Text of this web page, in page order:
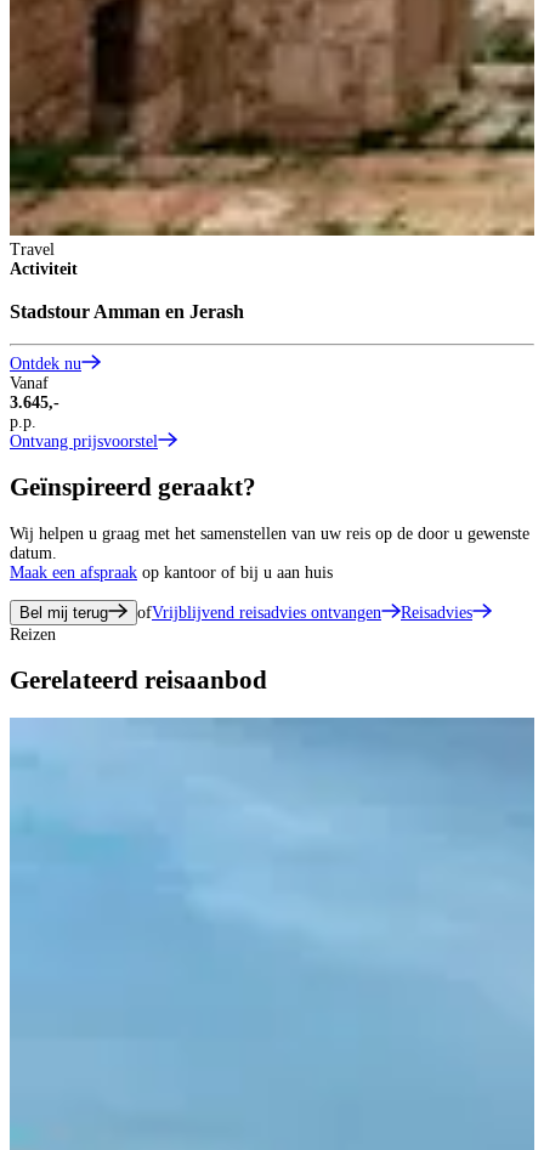
Travel
Activiteit
Stadstour Amman en Jerash
Ontdek nu
Vanaf
3.645,-
p.p.
Ontvang prijsvoorstel
Geïnspireerd geraakt?
Wij helpen u graag met het samenstellen van uw reis op de door u gewenste
datum.
Maak een afspraak op kantoor of bij u aan huis
Bel mij terug ofVrijblijvend reisadvies ontvangen
Reisadvies
Reizen
Gerelateerd reisaanbod